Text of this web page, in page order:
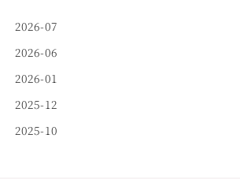
2026-07
2026-06
2026-01
2025-12
2025-10